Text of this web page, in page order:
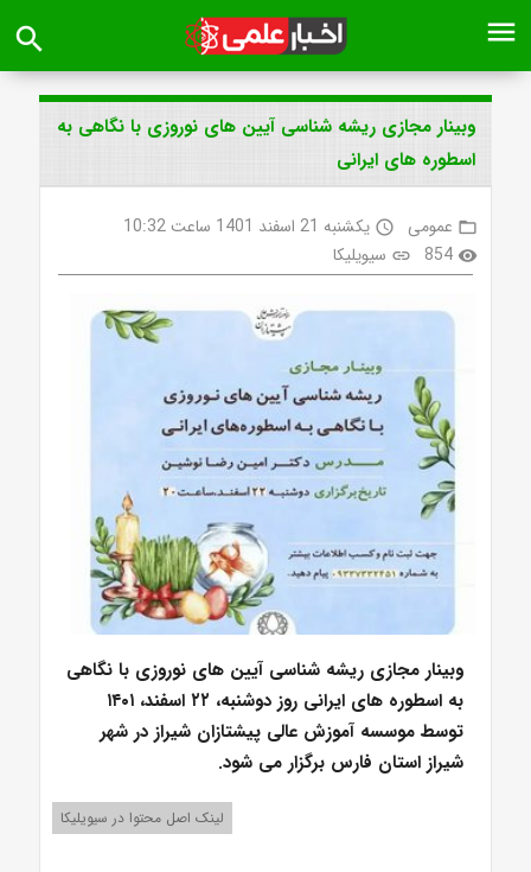
menu
search
وبینار مجازی ریشه شناسی آیین های نوروزی با نگاهی به
اسطوره های ایرانی
folder_open عمومی access_time یکشنبه 21 اسفند 1401 ساعت 10:32
visibility
854
link سیویلیکا
وبینار مجازی ریشه شناسی آیین های نوروزی با نگاهی
به اسطوره های ایرانی روز دوشنبه، ۲۲ اسفند، ۱۴۰۱
توسط موسسه آموزش عالی پیشتازان شیراز در شهر
شیراز استان فارس برگزار می شود.
لینک اصل محتوا در سیویلیکا